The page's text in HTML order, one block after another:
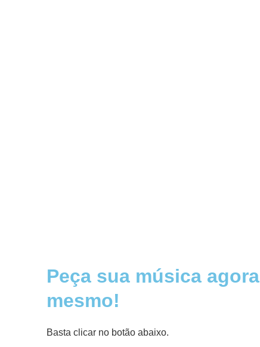
Peça sua música agora
mesmo!
Basta clicar no botão abaixo.